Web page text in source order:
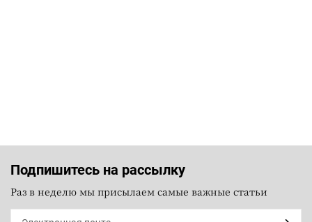
Подпишитесь на рассылку
Раз в неделю мы присылаем самые важные статьи